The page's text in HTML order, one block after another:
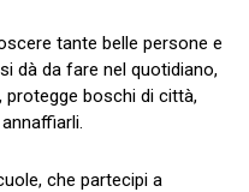
tante belle persone e
dà da fare nel quotidiano,
protegge boschi di città,
che partecipi a